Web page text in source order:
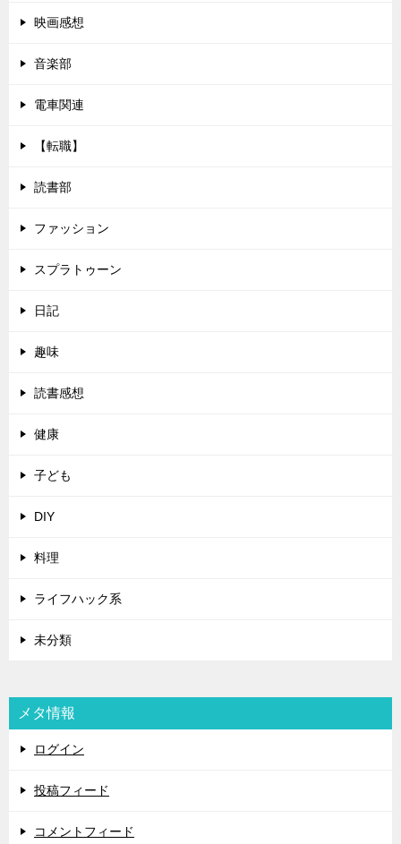
映画感想
音楽部
電車関連
【転職】
読書部
ファッション
スプラトゥーン
日記
趣味
読書感想
健康
子ども
DIY
料理
ライフハック系
未分類
メタ情報
ログイン
投稿フィード
コメントフィード